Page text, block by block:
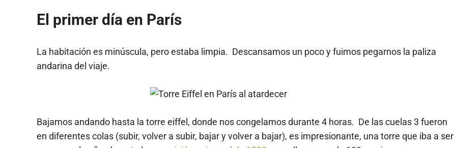
El primer día en París
La habitación es minúscula, pero estaba limpia. Descansamos un poco y fuimos pegarnos la paliza
andarina del viaje.
Bajamos andando hasta la torre eiffel, donde nos congelamos durante 4 horas. De las cuelas 3 fueron
en diferentes colas (subir, volver a subir, bajar y volver a bajar), es impresionante, una torre que iba a ser